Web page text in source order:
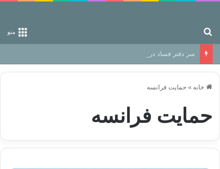
منو
سر دفتر فساد در زمین‌، دوری وکناره‌گیری از راه خداست‌!
خانه » حمایت فرانسه
حمایت فرانسه